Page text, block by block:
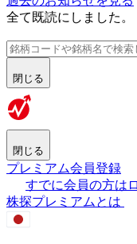
全て既読にしました。
閉じる
閉じる
プレミアム会員登録
すでに会員の方は
株探プレミアムとは